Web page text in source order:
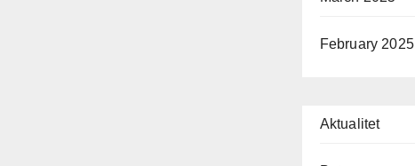
February 2025
Aktualitet